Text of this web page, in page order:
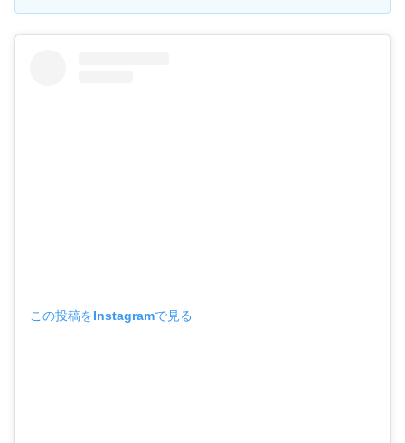
この投稿をInstagramで見る